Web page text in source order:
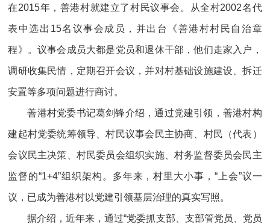
在2015年，善港村就建立了村民议事会。从全村2002名代
表中选出15名议事会成员，并出台《善港村村民自治章
程》。议事会成员大都是党员和退休干部，他们走家入户，
调研收集民情，定期召开会议，并对村基础设施建设、拆迁
安置等多项问题进行商讨。
善港村党委书记葛剑锋介绍，通过党建引领，善港村构
建起村党委统筹领导、村民议事会民主协商、村民（代表）
会议民主决策、村民委员会组织实施、村务监督委员会民主
监督的“1+4”组织架构。多年来，村里大小事，“上会”议一
议，已成为善港村以党建引领基层治理的真实写照。
据介绍，近年来，通过“党委抓支部、支部管党员、党员